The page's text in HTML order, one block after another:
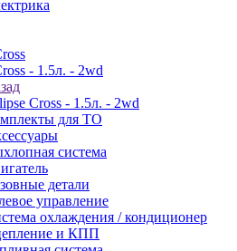
- 1.5л. - 2wd
Cross - 1.5л. - 2wd
для ТО
система
детали
управление
охлаждения / кондиционер
и КПП